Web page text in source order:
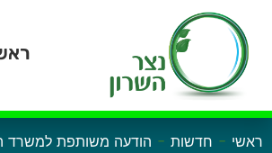
ראשי - חדשות - הודעה משותפת למשרד